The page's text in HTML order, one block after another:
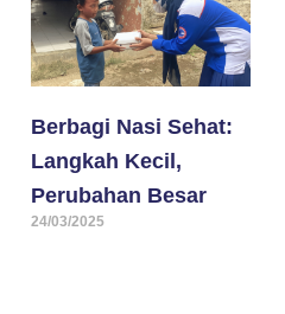
Berbagi Nasi Sehat:
Langkah Kecil,
Perubahan Besar
24/03/2025